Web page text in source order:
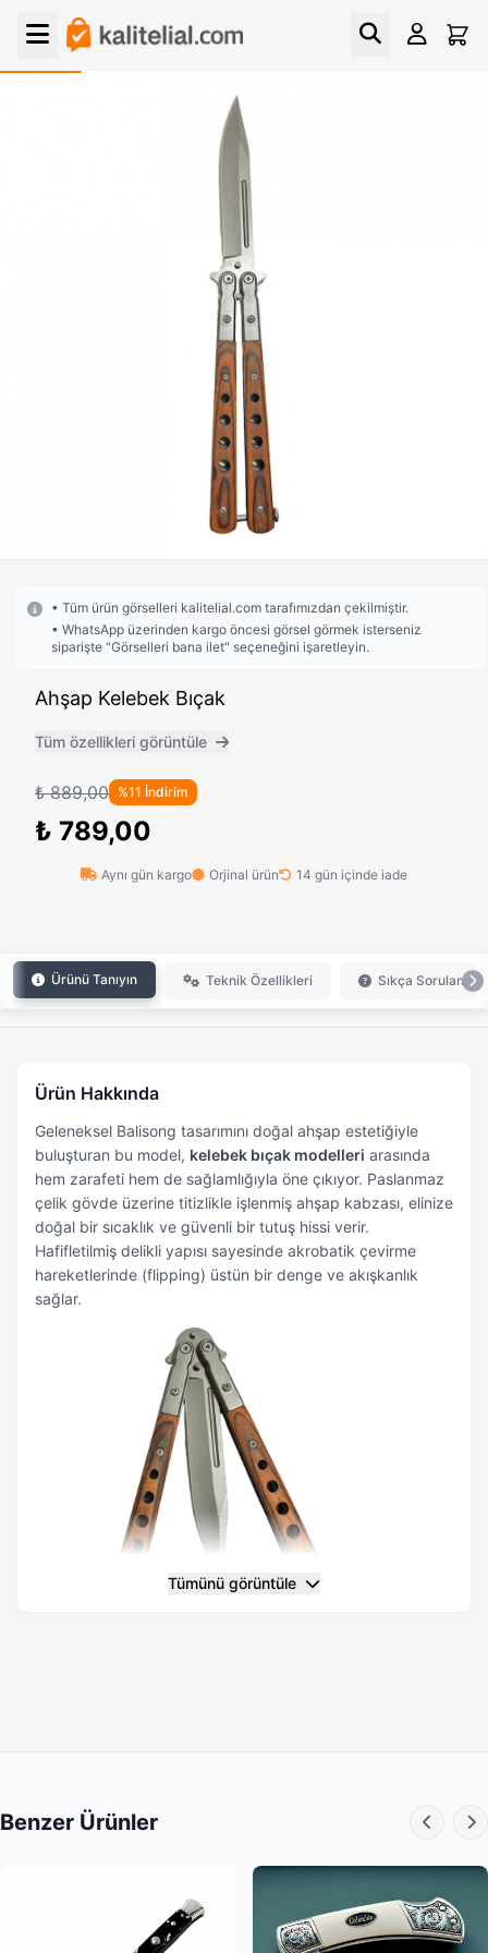
• Tüm ürün görselleri kalitelial.com tarafımızdan çekilmiştir.
• WhatsApp üzerinden kargo öncesi görsel görmek isterseniz
siparişte "Görselleri bana ilet" seçeneğini işaretleyin.
Ahşap Kelebek Bıçak
Tüm özellikleri görüntüle
₺ 889,00 %11 İndirim
₺ 789,00
Aynı gün kargo Orjinal ürün 14 gün içinde iade
Ürünü Tanıyın Teknik Özellikleri Sıkça Sorulan
Ürün Hakkında
Geleneksel Balisong tasarımını doğal ahşap estetiğiyle
buluşturan bu model, kelebek bıçak modelleri arasında
hem zarafeti hem de sağlamlığıyla öne çıkıyor. Paslanmaz
çelik gövde üzerine titizlikle işlenmiş ahşap kabzası, elinize
doğal bir sıcaklık ve güvenli bir tutuş hissi verir.
Hafifletilmiş delikli yapısı sayesinde akrobatik çevirme
hareketlerinde (flipping) üstün bir denge ve akışkanlık
sağlar.
ağırlık merkezi ile her türlü çevirme tekniğine uyum sağlar.
Hem estetik hem de fonksiyonellik arayanlar için
Kelebek bıçak seti kurmak isteyen
Tümünü görüntüle
Benzer Ürünler